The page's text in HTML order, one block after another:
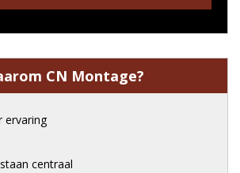
CN Montage?
ervaring
centraal